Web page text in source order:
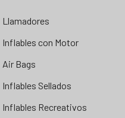
Llamadores
Inflables con Motor
Air Bags
Inflables Sellados
Inflables Recreativos